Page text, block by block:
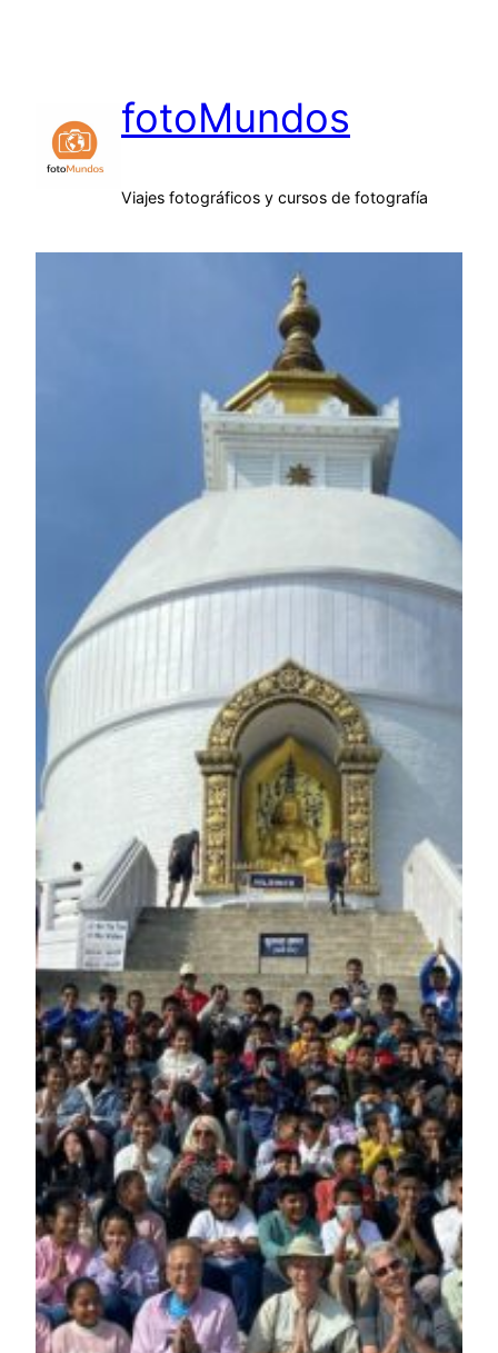
fotoMundos
Viajes fotográficos y cursos de fotografía